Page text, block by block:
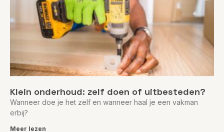
Klein onderhoud: zelf doen of uitbesteden?
Wanneer doe je het zelf en wanneer haal je een vakman
erbij?
Meer lezen